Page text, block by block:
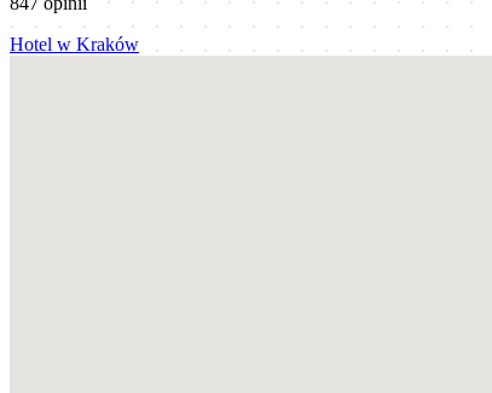
Hotel w Kraków